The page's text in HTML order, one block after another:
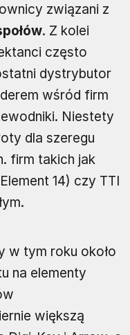
związani z
. Z kolei
często
dystrybutor
wśród firm
Niestety
dla szeregu
firm takich jak
14) czy TTI
w tym roku około
na elementy
większą